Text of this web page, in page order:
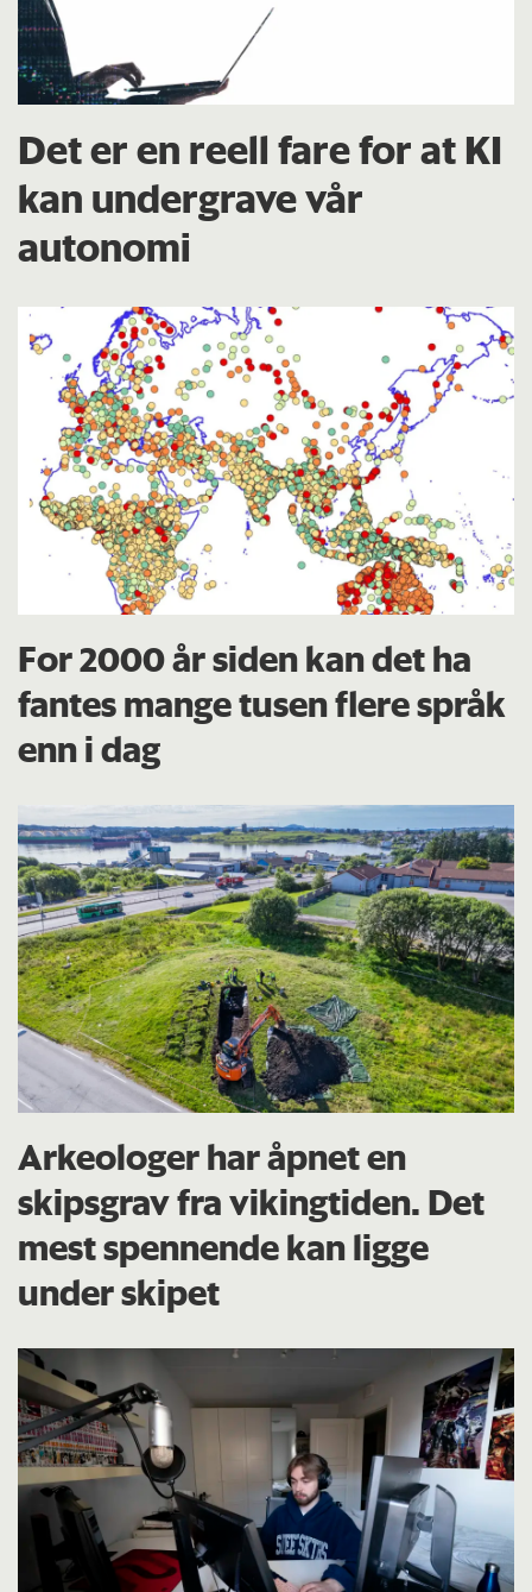
Det er en reell fare for at KI
kan undergrave vår
autonomi
For 2000 år siden kan det ha
fantes mange tusen flere språk
enn i dag
Arkeologer har åpnet en
skipsgrav fra vikingtiden. Det
mest spennende kan ligge
under skipet